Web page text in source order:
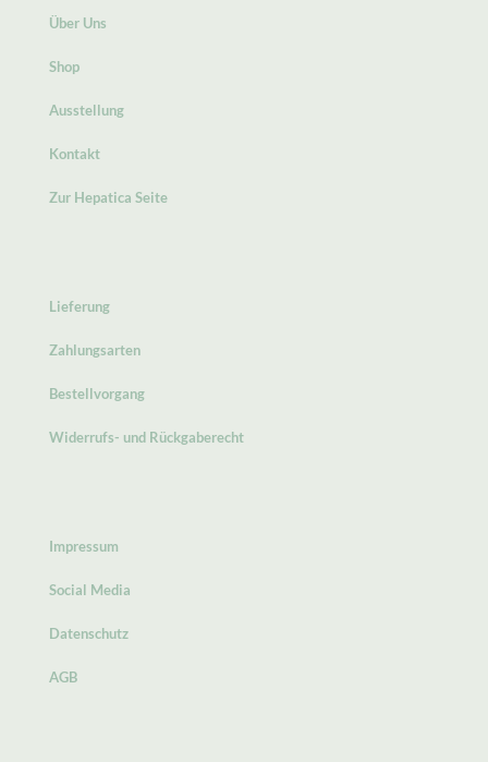
Über Uns
Shop
Ausstellung
Kontakt
Zur Hepatica Seite
Lieferung
Zahlungsarten
Bestellvorgang
Widerrufs- und Rückgaberecht
Impressum
Social Media
Datenschutz
AGB